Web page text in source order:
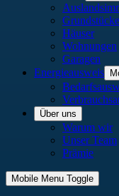
Grundstücke
Häuser
Wohnungen
Garagen
Energieausweis
Über uns
Warum wir
Unser Team
Prämie
Mobile Menu Toggle